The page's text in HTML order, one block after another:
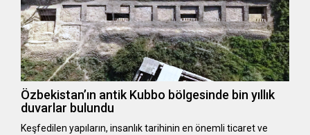
Özbekistan’ın antik Kubbo bölgesinde bin yıllık
duvarlar bulundu
Keşfedilen yapıların, insanlık tarihinin en önemli ticaret ve